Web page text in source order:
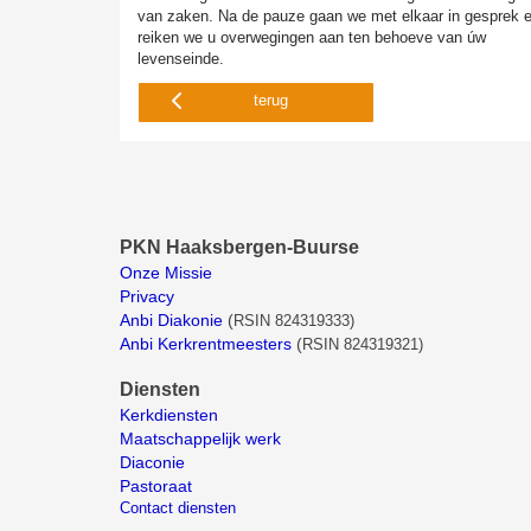
van zaken. Na de pauze gaan we met elkaar in gesprek
reiken we u overwegingen aan ten behoeve van úw
levenseinde.
terug
PKN Haaksbergen-Buurse
Onze Missie
Privacy
Anbi Diakonie (RSIN 824319333)
Anbi Kerkrentmeesters (RSIN 824319321)
Diensten
Kerkdiensten
Maatschappelijk werk
Diaconie
Pastoraat
Contact diensten